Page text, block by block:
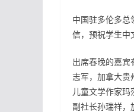
中国驻多伦多
信，预祝学生中
出席春晚的嘉
志军，加拿大贵
儿童文学作家
副社长孙瑞祥，